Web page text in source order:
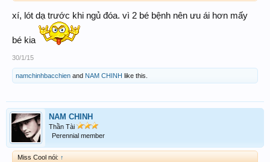
xí, lót dạ trước khi ngủ đóa. vì 2 bé bệnh nên ưu ái hơn mấy
bé kia
30/1/15
namchinhbacchien and NAM CHINH like this.
NAM CHINH
Thần Tài
Perennial member
Miss Cool nói: ↑